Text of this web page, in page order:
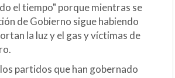
el tiempo" porque mientras se
de Gobierno sigue habiendo
la luz y el gas y víctimas de
partidos que han gobernado